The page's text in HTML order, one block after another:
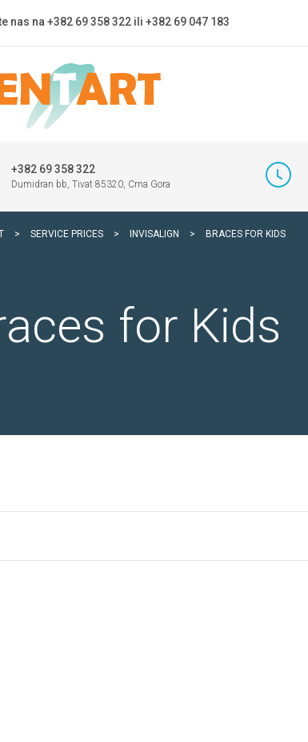
nas na +382 69 358 322 ili +382 69 047 183
+382 69 358 322
Dumidran bb, Tivat 85320, Crna Gora
> SERVICE PRICES > INVISALIGN > BRACES FOR KIDS
for Kids